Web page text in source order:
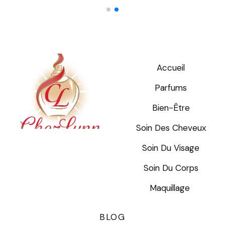
Accueil
Parfums
Bien-Être
Soin Des Cheveux
Soin Du Visage
Soin Du Corps
Maquillage
BLOG